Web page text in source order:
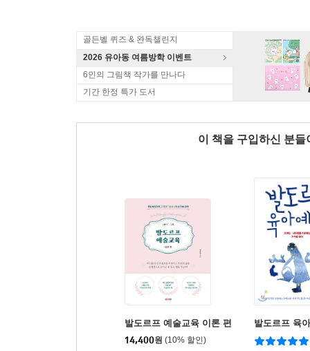
골든벨 퀴즈 & 완독챌린지
2026 유아동 여름방학 이벤트
6인의 그림책 작가를 만나다
기간 한정 특가 도서
이 책을 구입하신 분
발도르프 예술교육 이론 편
14,400원 (10% 할인)
발도르프 육